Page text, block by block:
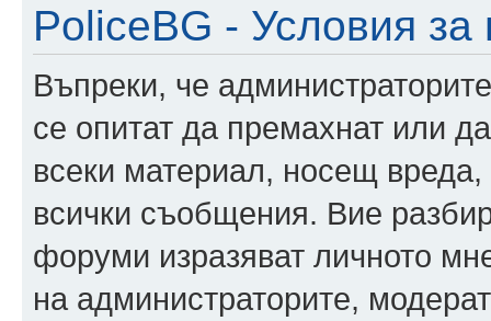
PoliceBG - Условия за
Въпреки, че
се опитат да премахнат или
всеки материал, носещ
всички съобщения. Вие
форуми изразяват личното
на администраторите,